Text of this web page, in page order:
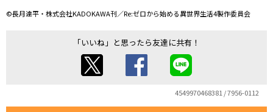
©長月達平・株式会社KADOKAWA刊／Re:ゼロから始める異世界生活4製作委員会
「いいね」と思ったら友達に共有！
4549970468381 / 7956-0112